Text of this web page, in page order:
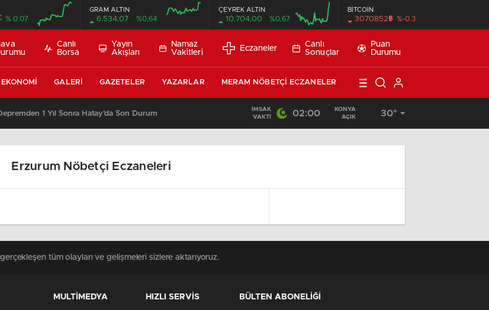
% 0.07
GRAM ALTIN
6.534,07 %0,64
ÇEYREK ALTIN
10.704,00 %0,67
BİTCOİN
3070852฿ %-0.3
Canlı
Borsa
Yayın
Akışları
Namaz
Vakitleri
Eczaneler
Canlı
Sonuçlar
Puan
Durumu
EKONOMI GALERI GAZETELER YAZARLAR MERAM NÖBETÇI ECZANELER
1 Yıl Sonra Hatay’da Son Durum / Karatay Belediye Başkanı Kılca, Son 5 Yılda Yapılanları
İMSAK
VAKTI
02:00
KONYA
AÇIK
30°
Erzurum Nöbetçi Eczaneleri
tüm olayları ve gelişmeleri sizlere aktarıyoruz.
MULTİMEDYA HIZLI SERVİS BÜLTEN ABONELİĞİ